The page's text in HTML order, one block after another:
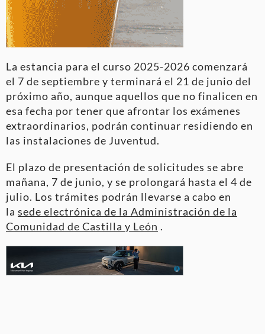
La estancia para el curso 2025-2026 comenzará
el 7 de septiembre y terminará el 21 de junio del
próximo año, aunque aquellos que no finalicen en
esa fecha por tener que afrontar los exámenes
extraordinarios, podrán continuar residiendo en
las instalaciones de Juventud.
El plazo de presentación de solicitudes se abre
mañana, 7 de junio, y se prolongará hasta el 4 de
julio. Los trámites podrán llevarse a cabo en
la sede electrónica de la Administración de la
Comunidad de Castilla y León .